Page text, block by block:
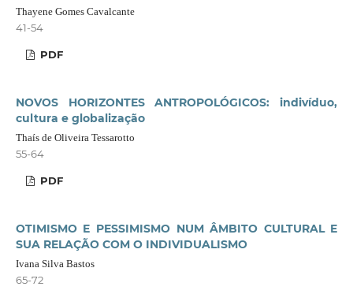
Thayene Gomes Cavalcante
41-54
PDF
NOVOS HORIZONTES ANTROPOLÓGICOS: indivíduo,
cultura e globalização
Thaís de Oliveira Tessarotto
55-64
PDF
OTIMISMO E PESSIMISMO NUM ÂMBITO CULTURAL E
SUA RELAÇÃO COM O INDIVIDUALISMO
Ivana Silva Bastos
65-72